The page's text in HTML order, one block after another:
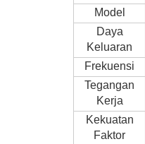
Model
Daya
Keluaran
Frekuensi
Tegangan
Kerja
Kekuatan
Faktor